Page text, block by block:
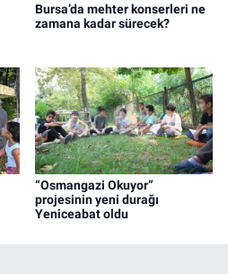
Bursa’da mehter konserleri ne
zamana kadar sürecek?
“Osmangazi Okuyor”
projesinin yeni durağı
Yeniceabat oldu